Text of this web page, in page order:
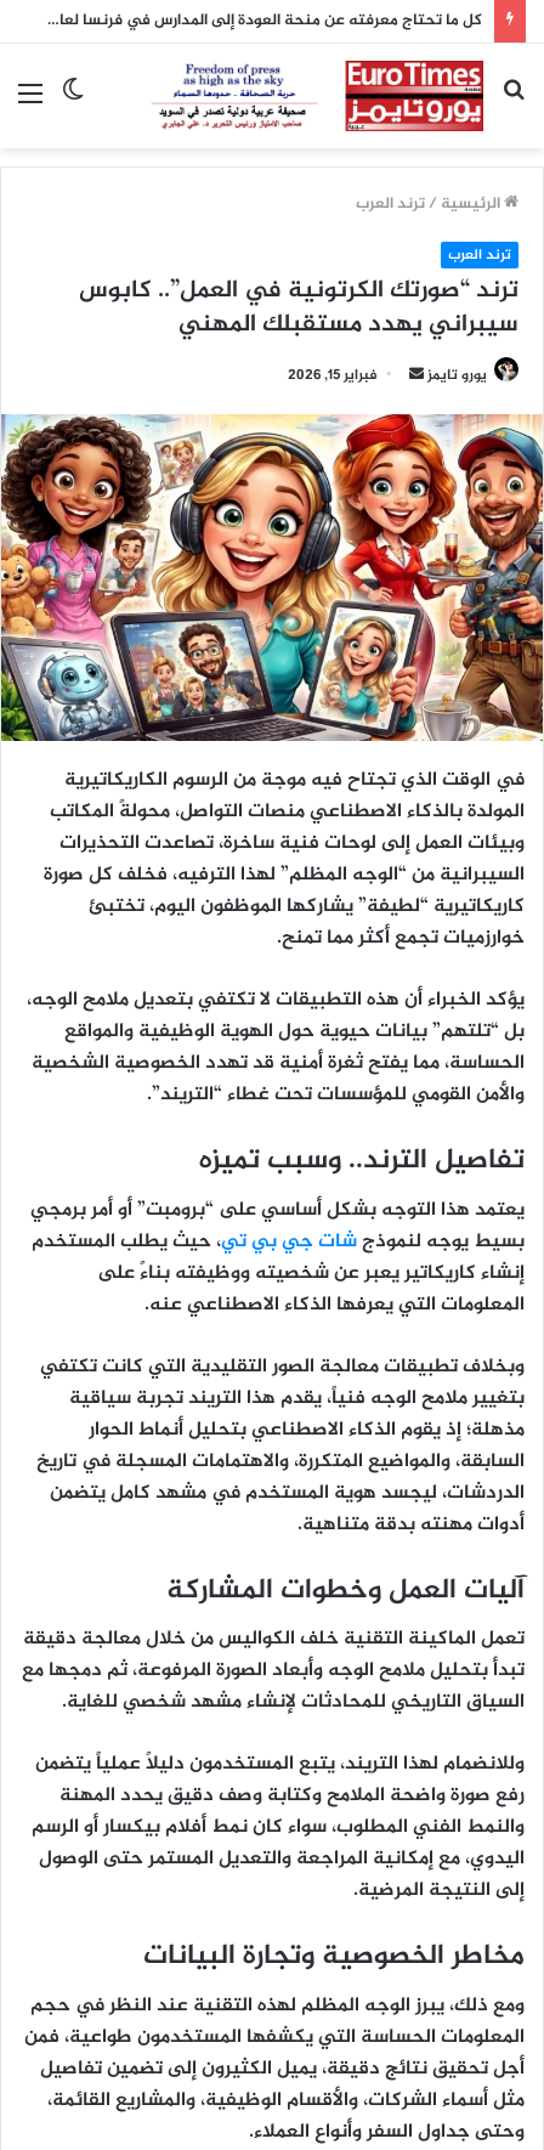
كل ما تحتاج معرفته عن منحة العودة إلى المدارس في فرنسا لعام 2026
الوضع
بحث
عن
الرئيسية /ترند العرب
ترند العرب
ترند “صورتك الكرتونية في العمل”.. كابوس
سيبراني يهدد مستقبلك المهني
يورو تايمز
أرسل
إلكترونيا
فبراير 15, 2026
في الوقت الذي تجتاح فيه موجة من الرسوم الكاريكاتيرية
المولدة بالذكاء الاصطناعي منصات التواصل، محولةً المكاتب
وبيئات العمل إلى لوحات فنية ساخرة، تصاعدت التحذيرات
السيبرانية من “الوجه المظلم” لهذا الترفيه، فخلف كل صورة
كاريكاتيرية “لطيفة” يشاركها الموظفون اليوم، تختبئ
خوارزميات تجمع أكثر مما تمنح.
يؤكد الخبراء أن هذه التطبيقات لا تكتفي بتعديل ملامح الوجه،
بل “تلتهم” بيانات حيوية حول الهوية الوظيفية والمواقع
الحساسة، مما يفتح ثغرة أمنية قد تهدد الخصوصية الشخصية
والأمن القومي للمؤسسات تحت غطاء “التريند”.
تفاصيل الترند.. وسبب تميزه
يعتمد هذا التوجه بشكل أساسي على “برومبت” أو أمر برمجي
بسيط يوجه لنموذجشات جي بي تي، حيث يطلب المستخدم
إنشاء كاريكاتير يعبر عن شخصيته ووظيفته بناءً على
المعلومات التي يعرفها الذكاء الاصطناعي عنه.
وبخلاف تطبيقات معالجة الصور التقليدية التي كانت تكتفي
بتغيير ملامح الوجه فنياً، يقدم هذا التريند تجربة سياقية
مذهلة؛ إذ يقوم الذكاء الاصطناعي بتحليل أنماط الحوار
السابقة، والمواضيع المتكررة، والاهتمامات المسجلة في تاريخ
الدردشات، ليجسد هوية المستخدم في مشهد كامل يتضمن
أدوات مهنته بدقة متناهية.
آليات العمل وخطوات المشاركة
تعمل الماكينة التقنية خلف الكواليس من خلال معالجة دقيقة
تبدأ بتحليل ملامح الوجه وأبعاد الصورة المرفوعة، ثم دمجها مع
السياق التاريخي للمحادثات لإنشاء مشهد شخصي للغاية.
وللانضمام لهذا التريند، يتبع المستخدمون دليلاً عملياً يتضمن
رفع صورة واضحة الملامح وكتابة وصف دقيق يحدد المهنة
والنمط الفني المطلوب، سواء كان نمط أفلام بيكسار أو الرسم
اليدوي، مع إمكانية المراجعة والتعديل المستمر حتى الوصول
إلى النتيجة المرضية.
مخاطر الخصوصية وتجارة البيانات
ومع ذلك، يبرز الوجه المظلم لهذه التقنية عند النظر في حجم
المعلومات الحساسة التي يكشفها المستخدمون طواعية، فمن
أجل تحقيق نتائج دقيقة، يميل الكثيرون إلى تضمين تفاصيل
مثل أسماء الشركات، والأقسام الوظيفية، والمشاريع القائمة،
وحتى جداول السفر وأنواع العملاء.